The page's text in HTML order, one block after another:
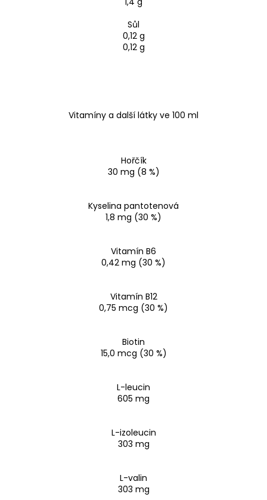
Sůl
0,12 g
0,12 g
Vitamíny a další látky ve 100 ml
Hořčík
30 mg (8 %)
Kyselina pantotenová
1,8 mg (30 %)
Vitamín B6
0,42 mg (30 %)
Vitamín B12
0,75 mcg (30 %)
Biotin
15,0 mcg (30 %)
L-leucin
605 mg
L-izoleucin
303 mg
L-valin
303 mg